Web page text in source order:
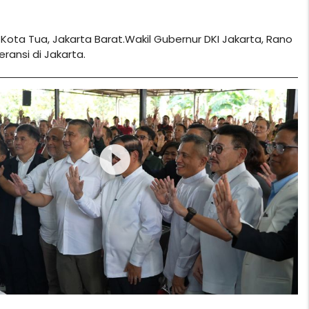
Tua, Jakarta Barat.Wakil Gubernur DKI Jakarta, Rano
di Jakarta.
play_circle_filled